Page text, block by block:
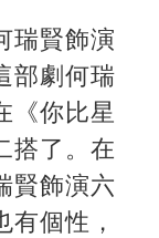
瑞賢飾演
部劇何瑞
《你比星
搭了。在
賢飾演六
有個性，